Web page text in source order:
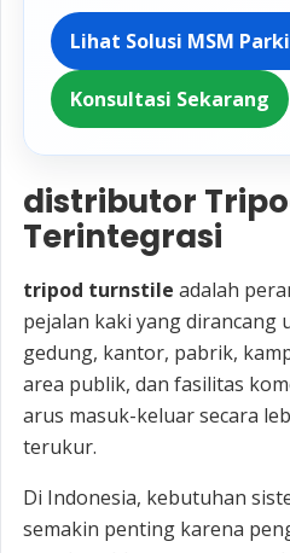
Lihat Solusi MSM
Konsultasi Sekarang
distributor
Terintegrasi
tripod turnstile adalah
pejalan kaki yang dirancang
gedung, kantor, pabrik,
area publik, dan fasilitas
arus masuk-keluar secara
terukur.
Di Indonesia, kebutuhan
semakin penting karena